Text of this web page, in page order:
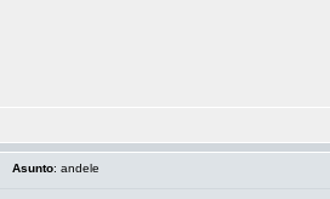
Asunto: andele